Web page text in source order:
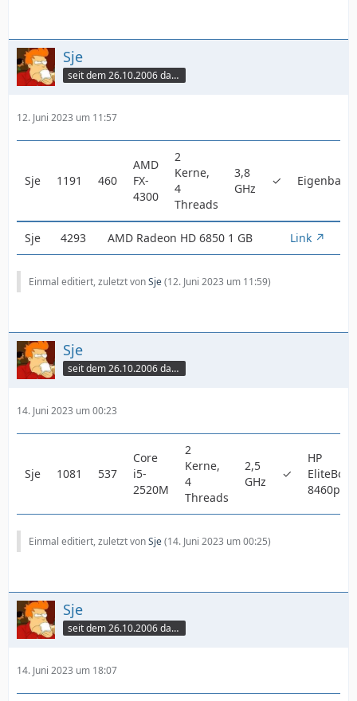
Sje
seit dem 26.10.2006 dabei
12. Juni 2023 um 11:57
Sje 1191 460
AMD
FX-
4300
2
Kerne,
4
Threads
3,8
GHz
✓ Eigenbau
Sje 4293 AMD Radeon HD 6850 1 GB Link
Einmal editiert, zuletzt vonSje(12. Juni 2023 um 11:59)
Sje
seit dem 26.10.2006 dabei
14. Juni 2023 um 00:23
Sje 1081 537
Core
i5-
2520M
2
Kerne,
4
Threads
2,5
GHz
✓
HP
EliteBook
8460p
Einmal editiert, zuletzt vonSje(14. Juni 2023 um 00:25)
Sje
seit dem 26.10.2006 dabei
14. Juni 2023 um 18:07